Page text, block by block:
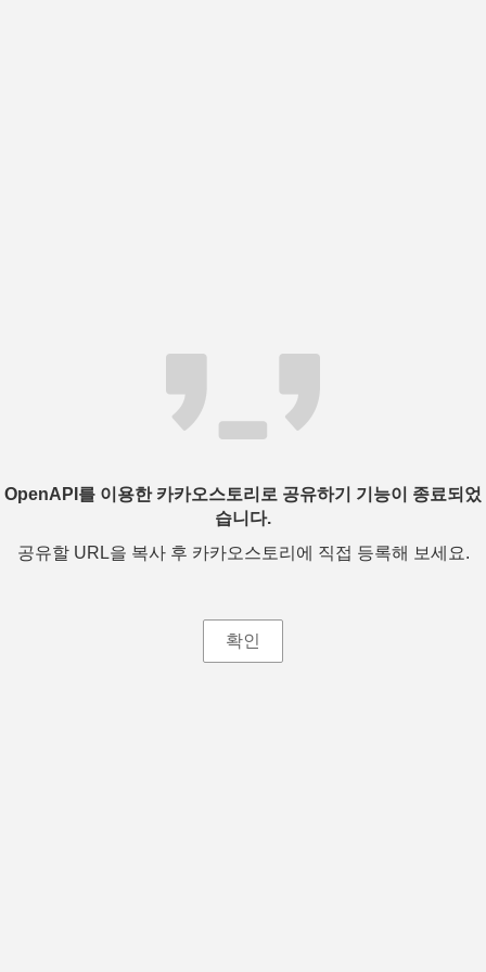
OpenAPI를 이용한 카카오스토리로 공유하기 기능이 종료되었
습니다.
공유할 URL을 복사 후 카카오스토리에 직접 등록해 보세요.
확인